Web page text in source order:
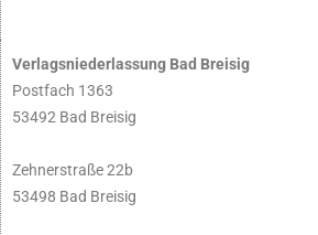
Verlagsniederlassung Bad Breisig
Postfach 1363
53492 Bad Breisig
Zehnerstraße 22b
53498 Bad Breisig